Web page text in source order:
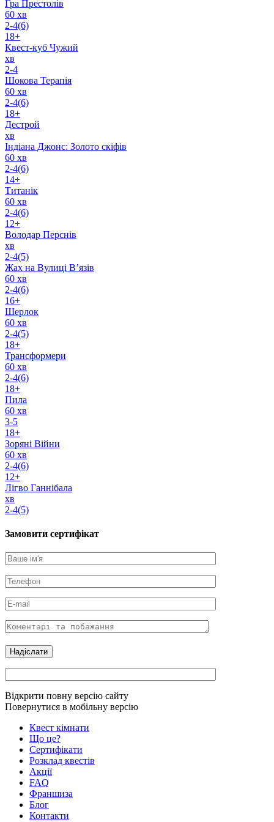
Гра Престолів
60 хв
2-4(6)
18+
Квест-куб Чужий
хв
2-4
Шокова Терапiя
60 хв
2-4(6)
18+
Дестрой
хв
Індіана Джонс: Золото скіфів
60 хв
2-4(6)
14+
Титанік
60 хв
2-4(6)
12+
Володар Перснів
хв
2-4(5)
Жах на Вулиці В’язів
60 хв
2-4(6)
16+
Шерлок
60 хв
2-4(5)
18+
Трансформери
60 хв
2-4(6)
18+
Пила
60 хв
3-5
18+
Зоряні Війни
60 хв
2-4(6)
12+
Лігво Ганнібала
хв
2-4(5)
Замовити сертифікат
Відкрити повну версію сайту
Повернутися в мобільну версію
Квест кімнати
Що це?
Сертифікати
Розклад квестів
Акції
FAQ
Франшиза
Блог
Контакти